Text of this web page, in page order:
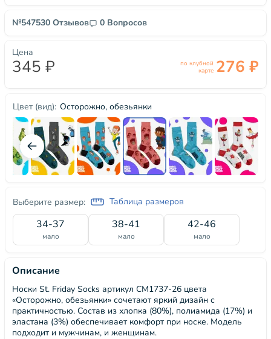
№547530 Отзывов 0 Вопросов
Цвет (вид): Осторожно, обезьянки
Выберите размер: Таблица размеров
34-37
мало
38-41
мало
42-46
мало
Цена
345 ₽
по клубной
карте 276 ₽
Описание
Носки St. Friday Socks артикул СМ1737-26 цвета
«Осторожно, обезьянки» сочетают яркий дизайн с
практичностью. Состав из хлопка (80%), полиамида (17%) и
эластана (3%) обеспечивает комфорт при носке. Модель
подходит и мужчинам, и женщинам.